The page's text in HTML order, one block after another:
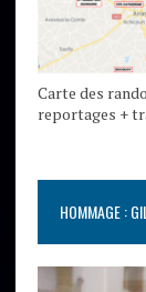
Carte des
reportages +
HOMMAGE :